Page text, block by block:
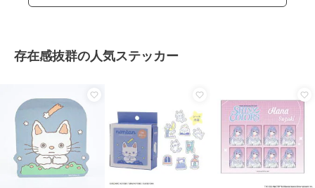
存在感抜群の人気ステッカー